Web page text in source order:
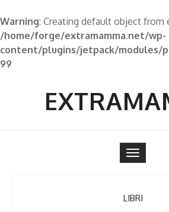
Warning: Creating default object from
/home/forge/extramamma.net/wp-
content/plugins/jetpack/modules/
99
Toggle
LIBRI